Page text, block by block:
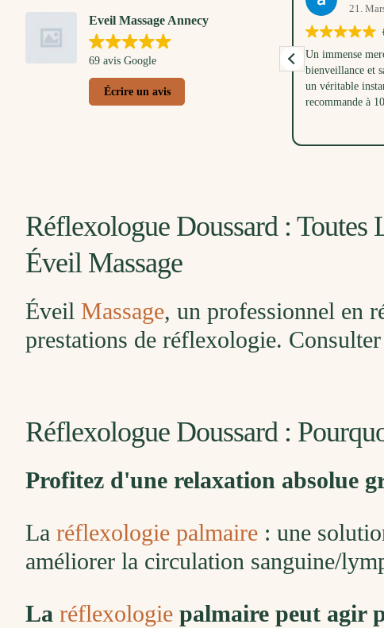
Eveil Massage Annecy
69 avis Google
Écrire un avis
Un immense merci à Anna pour sa douceur, sa
bienveillance et sa patience. Ce moment a été
un véritable instant de bonheur. Je
recommande à 1000 % !
3.
Bébé et
moment
massage.
moi avec
les trois
Réflexologue Doussard :
Éveil Massage
Éveil Massage, un professionnel en
prestations de réflexologie.
Réflexologue Doussard :
Profitez d'une relaxation absolue
La réflexologie palmaire : une
améliorer la circulation sanguine/
La réflexologie palmaire peut agir